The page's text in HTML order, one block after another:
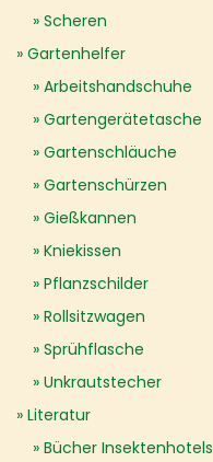
Scheren
Gartenhelfer
Arbeitshandschuhe
Gartengerätetasche
Gartenschläuche
Gartenschürzen
Gießkannen
Kniekissen
Pflanzschilder
Rollsitzwagen
Sprühflasche
Unkrautstecher
Literatur
Bücher Insektenhotels